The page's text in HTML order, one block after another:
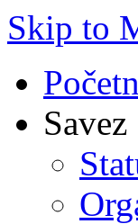
Skip to
Savez